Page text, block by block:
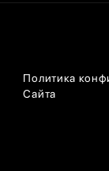
Политика
Сайта